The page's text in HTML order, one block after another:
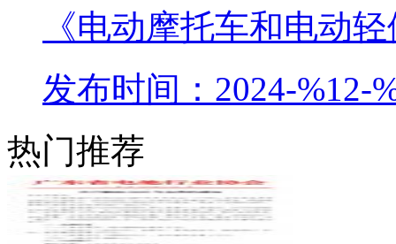
《电动摩托车和电动
发布时间：2024-%12-
热门推荐